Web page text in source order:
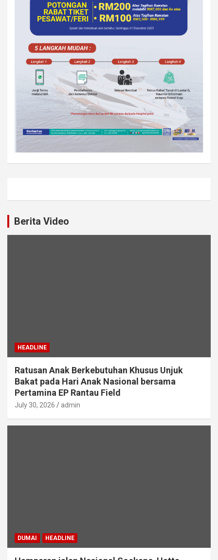
Berita Video
HEADLINE
Ratusan Anak Berkebutuhan Khusus Unjuk
Bakat pada Hari Anak Nasional bersama
Pertamina EP Rantau Field
July 30, 2026 admin
DUMAI HEADLINE